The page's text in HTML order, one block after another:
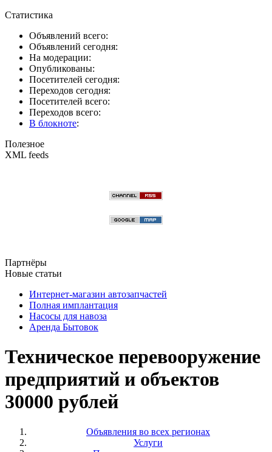
Статистика
Объявлений всего:
Объявлений сегодня:
На модерации:
Опубликованы:
Посетителей сегодня:
Переходов сегодня:
Посетителей всего:
Переходов всего:
В блокноте:
Полезное
XML feeds
Партнёры
Новые статьи
Интернет-магазин автозапчастей
Полная имплантация
Насосы для навоза
Аренда Бытовок
Техническое перевооружение
предприятий и объектов
30000 рублей
Объявления во всех регионах
Услуги